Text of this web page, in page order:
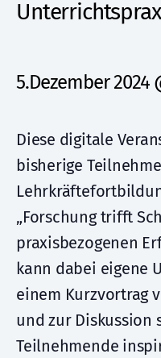
5.Dezember 2024
Diese digitale
bisherige
„Forschung trifft
praxisbezogenen
kann dabei eigene
einem Kurzvortrag
und zur Diskussion
Teilnehmende